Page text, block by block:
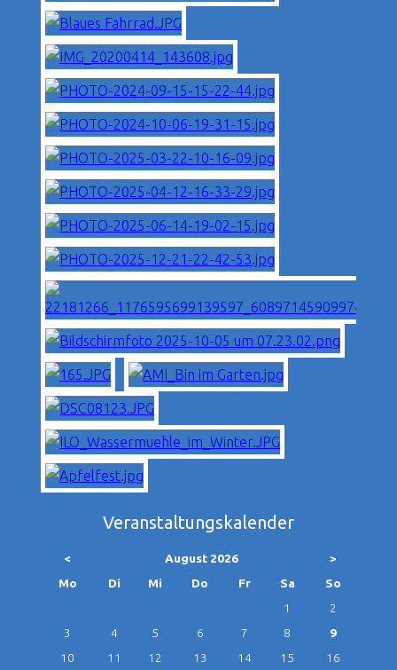
Veranstaltungskalender
< August 2026
>
Montag Di enstag
Mi ttwoch
Do nnerstag
Freitag SamstagSonntag
1
2
3
4 5 6 7 8
9
10
11 12 13 14 15 16